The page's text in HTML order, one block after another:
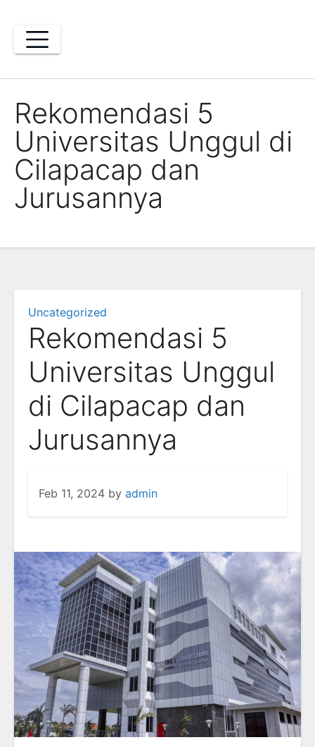
content
Rekomendasi 5
Universitas Unggul di
Cilapacap dan
Jurusannya
Uncategorized
Rekomendasi 5
Universitas Unggul
di Cilapacap dan
Jurusannya
Feb 11, 2024 by admin